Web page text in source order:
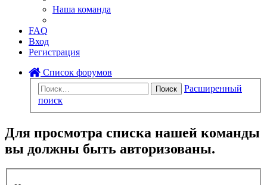
Наша команда
FAQ
Вход
Регистрация
Список форумов
Поиск
Расширенный
поиск
Для просмотра списка нашей команды
вы должны быть авторизованы.